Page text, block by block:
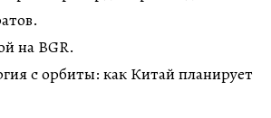
на BGR.
с орбиты: как Китай планирует